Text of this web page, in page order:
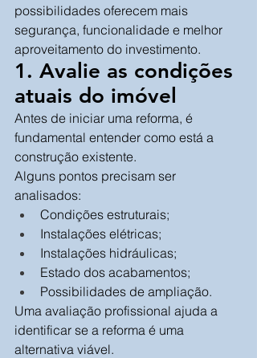
possibilidades oferecem mais
segurança, funcionalidade e melhor
aproveitamento do investimento.
1. Avalie as condições
atuais do imóvel
Antes de iniciar uma reforma, é
fundamental entender como está a
construção existente.
Alguns pontos precisam ser
analisados:
Condições estruturais;
Instalações elétricas;
Instalações hidráulicas;
Estado dos acabamentos;
Possibilidades de ampliação.
Uma avaliação profissional ajuda a
identificar se a reforma é uma
alternativa viável.